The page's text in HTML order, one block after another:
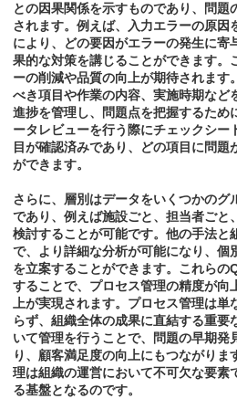
との因果関係を示すものであり、問題
されます。例えば、入力エラーの原因
により、どの要因がエラーの発生に寄
果的な対策を講じることができます。
ーの削減や品質の向上が期待されます
べき項目や作業の内容、実施時期など
進捗を管理し、問題点を把握するため
ータレビューを行う際にチェックシー
目が確認済みであり、どの項目に問題
ができます。
さらに、層別はデータをいくつかのグ
であり、例えば施設ごと、担当者ごと
検討することが可能です。他の手法と
で、より詳細な分析が可能になり、個
を立案することができます。これらの
することで、プロセス管理の精度が向
上が実現されます。プロセス管理は
らず、組織全体の成果に直結する重要
いて管理を行うことで、問題の早期発
り、顧客満足度の向上にもつながり
理は組織の運営において不可欠な要素
る基盤となるのです。